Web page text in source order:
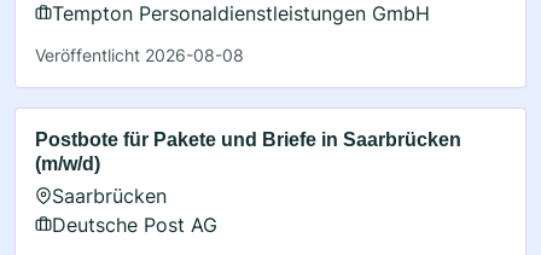
Tempton Personaldienstleistungen GmbH
Veröffentlicht 2026-08-08
Postbote für Pakete und Briefe in Saarbrücken
(m/w/d)
Saarbrücken
Deutsche Post AG